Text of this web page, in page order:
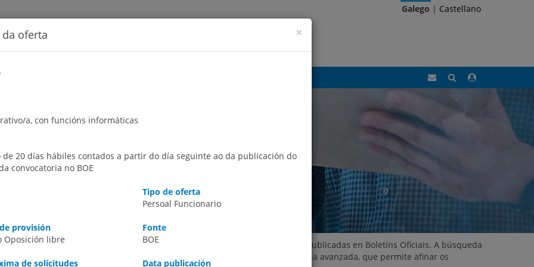
Galego | Castellano
Correo
Eidolocal
BuscarAcceso
área
privada
de ofertas de emprego público convocadas polas Entidades Locais e publicadas en Boletíns Oficiais. A búsqueda
premendo no mapa correspondente, ou premendo na opción búsqueda avanzada, que permite afinar os
×
oferta
a, con funcións informáticas
de 20 días hábiles contados a partir do día seguinte ao da publicación do
convocatoria no BOE
Tipo de oferta
Persoal Funcionario
provisión
Oposición libre
Fonte
BOE
de solicitudes
Data publicación